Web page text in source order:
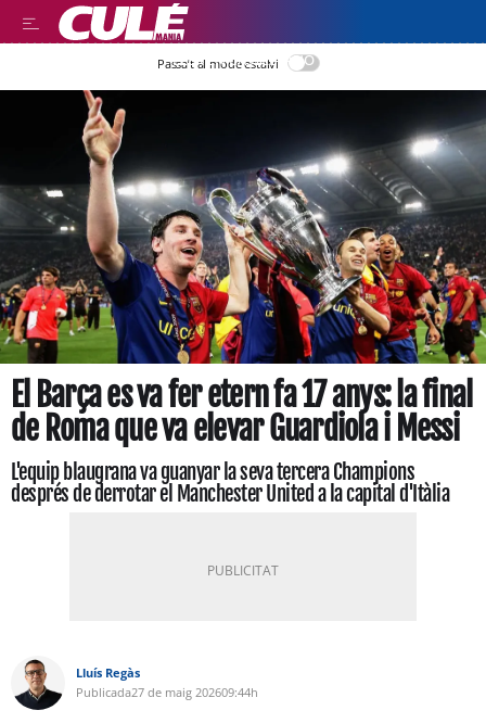
LEER EN CASTELLANO
Passa’t al mode estalvi
El Barça es va fer etern fa 17 anys: la final
de Roma que va elevar Guardiola i Messi
L'equip blaugrana va guanyar la seva tercera Champions
després de derrotar el Manchester United a la capital d'Itàlia
Lluís Regàs
Publicada27 de maig 202609:44h